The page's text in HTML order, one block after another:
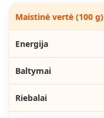
Maistinė vertė (100 g)
Energija
Baltymai
Riebalai